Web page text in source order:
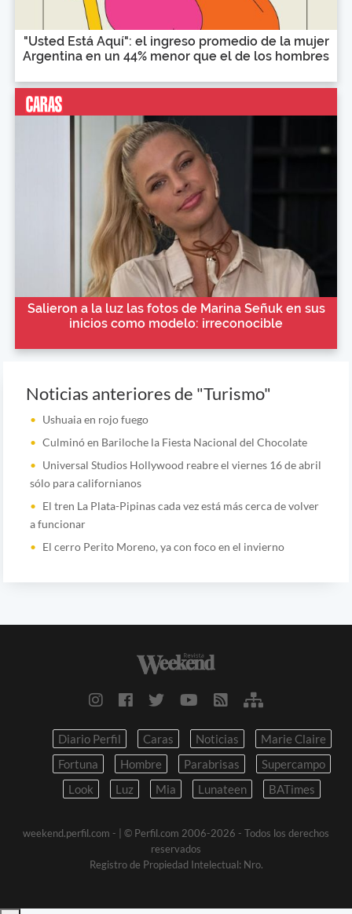
"Usted Está Aquí": el ingreso promedio de la mujer
Argentina en un 44% menor que el de los hombres
Salieron a la luz las fotos de Marina Señuk en sus
inicios como modelo: irreconocible
Noticias anteriores de "Turismo"
Ushuaia en rojo fuego
Culminó en Bariloche la Fiesta Nacional del Chocolate
Universal Studios Hollywood reabre el viernes 16 de abril
sólo para californianos
El tren La Plata-Pipinas cada vez está más cerca de volver
a funcionar
El cerro Perito Moreno, ya con foco en el invierno
Diario Perfil Caras Noticias
Marie Claire
Fortuna
Hombre Parabrisas
Supercampo
Look
Luz Mia Lunateen BATimes
weekend.perfil.com -
| © Perfil.com 2006-2026 - Todos los derechos
reservados
Registro de Propiedad Intelectual: Nro.